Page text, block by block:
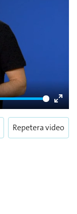
Enter
Repetera video